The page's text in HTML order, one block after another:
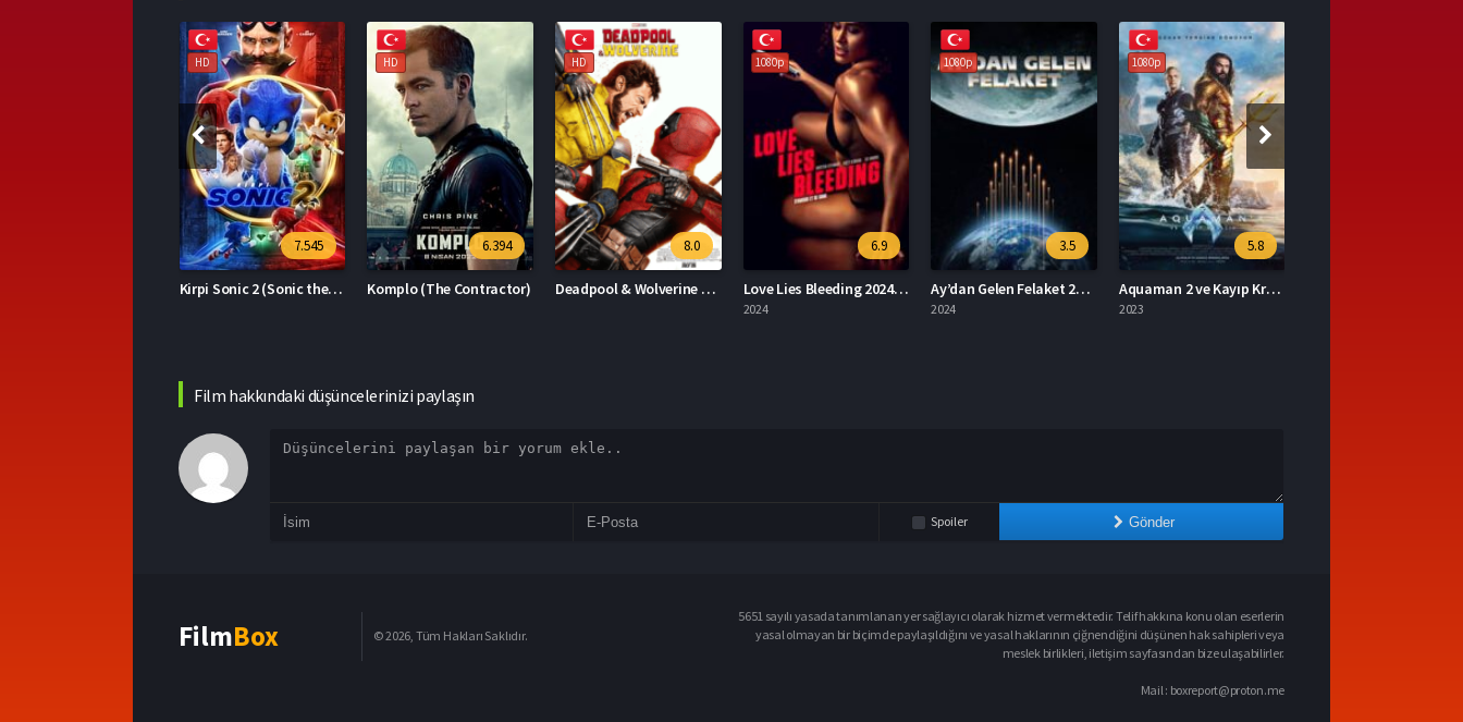
HD
6.394
Komplo (The Contractor)
HD
8.0
Deadpool & Wolverine Deadpool 3
1080p
6.9
Love Lies Bleeding 2024 – Aşk Kanayan Yalanlardır 1080p Turkce Dublaj izle
1080p
3.5
Ay’dan Gelen Felaket 2024 – Ay’dan Gelen Felaket 1080p Turkce Dublaj izle
2024
1080p
5.8
Aquaman 2 ve Kayıp Krallık 2023 – Aquaman 2 ve Kayıp Krallık 1080p Turkce Dublaj izle
2023
1080p
7
Mavka Ormanın Şarkısı 2023 – Yerli Film 1080p Turkce Dublaj izle
2023
Film hakkındaki düşüncelerinizi paylaşın
Spoiler Gönder
FilmBox © 2026, Tüm Hakları Saklıdır.
5651 sayılı yasada tanımlanan yer sağlayıcı olarak hizmet vermektedir. Telif hakkına konu olan eserlerin
yasal olmayan bir biçimde paylaşıldığını ve yasal haklarının çiğnendiğini düşünen hak sahipleri veya
meslek birlikleri, iletişim sayfasından bize ulaşabilirler.
Mail : boxreport@proton.me